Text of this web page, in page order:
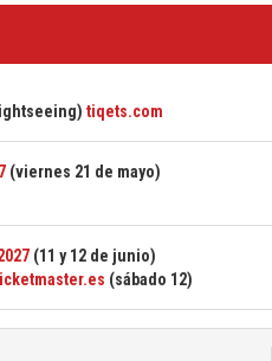
tiqets.com
(viernes 21 de mayo)
(11 y 12 de junio)
(sábado 12)